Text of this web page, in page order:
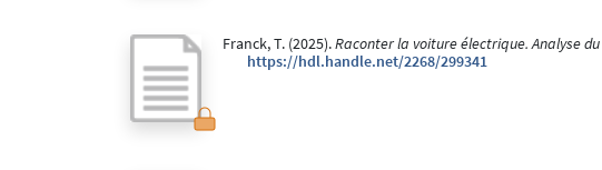
Franck, T. (2025).Raconter la voiture électrique. Analyse
https://hdl.handle.net/2268/299341